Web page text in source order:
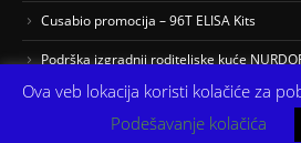
Cusabio promocija – 96T ELISA Kits
Podrška izgradnji roditeljske kuće
Ova veb lokacija koristi kolačiće za
Podešavanje kolačića